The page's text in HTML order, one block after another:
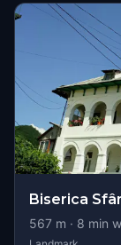
Biserica
567 m · 8 min